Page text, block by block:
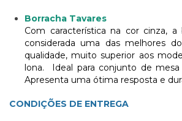
Borracha Tavares
Com característica na cor cinza, a
considerada uma das melhores
qualidade, muito superior aos
lona. Ideal para conjunto de
Apresenta uma ótima resposta e
CONDIÇÕES DE ENTREGA